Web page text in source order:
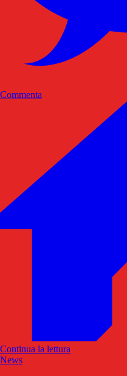
Commenta
Continua la lettura
News